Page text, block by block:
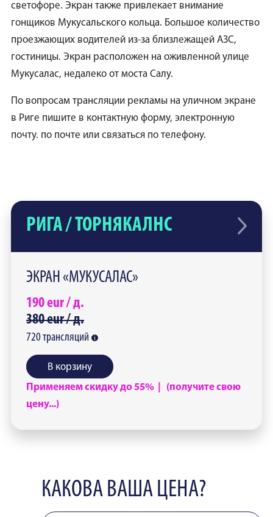
РИГА / ТОРНЯКАЛНС
ЭКРАН «МУКУСАЛАС»
190eur /д.
380eur /д.
720трансляций
В корзину
Применяем скидку до 55% | (получите свою
цену...)
КАКОВА ВАША ЦЕНА?
светофоре. Экран также привлекает внимание
гонщиков Мукусальского кольца. Большое количество
проезжающих водителей из-за близлежащей АЗС,
гостиницы. Экран расположен на оживленной улице
Мукусалас, недалеко от моста Салу.
По вопросам трансляции рекламы на уличном экране
в Риге пишите в контактную форму, электронную
почту. по почте или связаться по телефону.